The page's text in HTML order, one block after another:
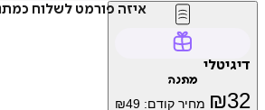
איזה פורמט לשלוח
דיגיטלי
מתנה
₪32 מחיר קודם: ₪49